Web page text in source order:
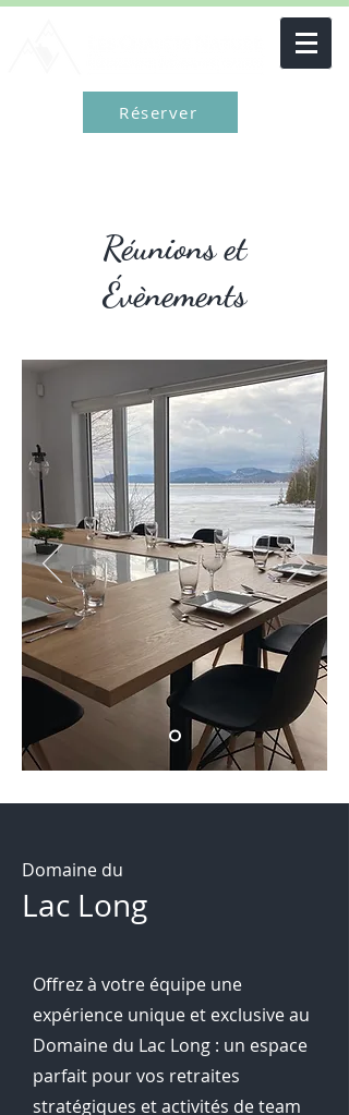
Réserver
Réunions et
Évènements
Domaine du
Lac Long
Offrez à votre équipe une
expérience unique et exclusive au
Domaine du Lac Long : un espace
parfait pour vos retraites
stratégiques et activités de team